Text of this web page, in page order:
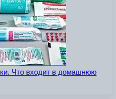
Что входит в домашнюю